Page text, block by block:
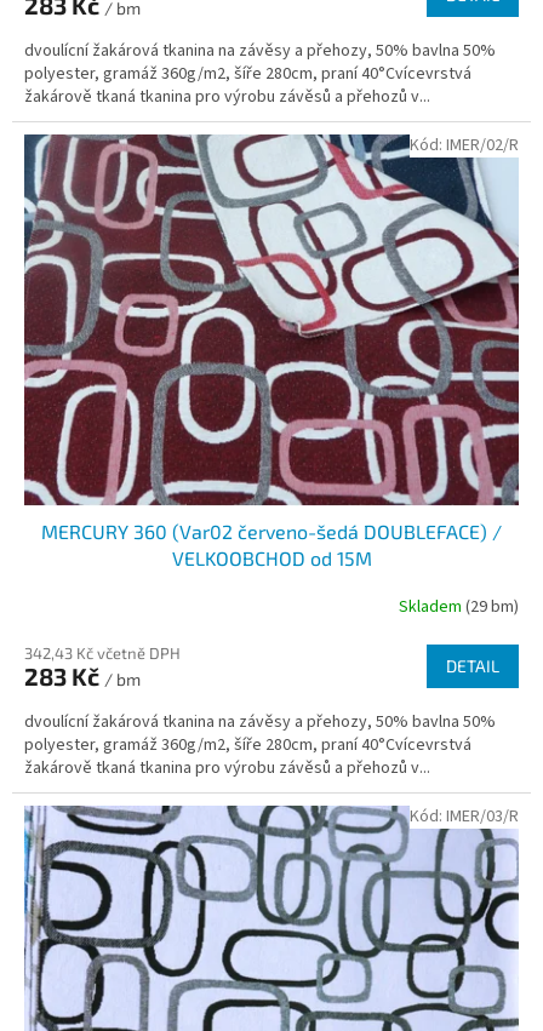
/ bm
dvoulícní žakárová tkanina na závěsy a přehozy, 50% bavlna 50%
polyester, gramáž 360g/m2, šíře 280cm, praní 40°Cvícevrstvá
žakárově tkaná tkanina pro výrobu závěsů a přehozů v...
MERCURY 360 (Var02 červeno-šedá DOUBLEFACE) /
VELKOOBCHOD od 15M
Skladem (29 bm)
342,43 Kč včetně DPH
283 Kč / bm
DETAIL
dvoulícní žakárová tkanina na závěsy a přehozy, 50% bavlna 50%
polyester, gramáž 360g/m2, šíře 280cm, praní 40°Cvícevrstvá
žakárově tkaná tkanina pro výrobu závěsů a přehozů v...
Kód: IMER/02/R
Kód: IMER/03/R